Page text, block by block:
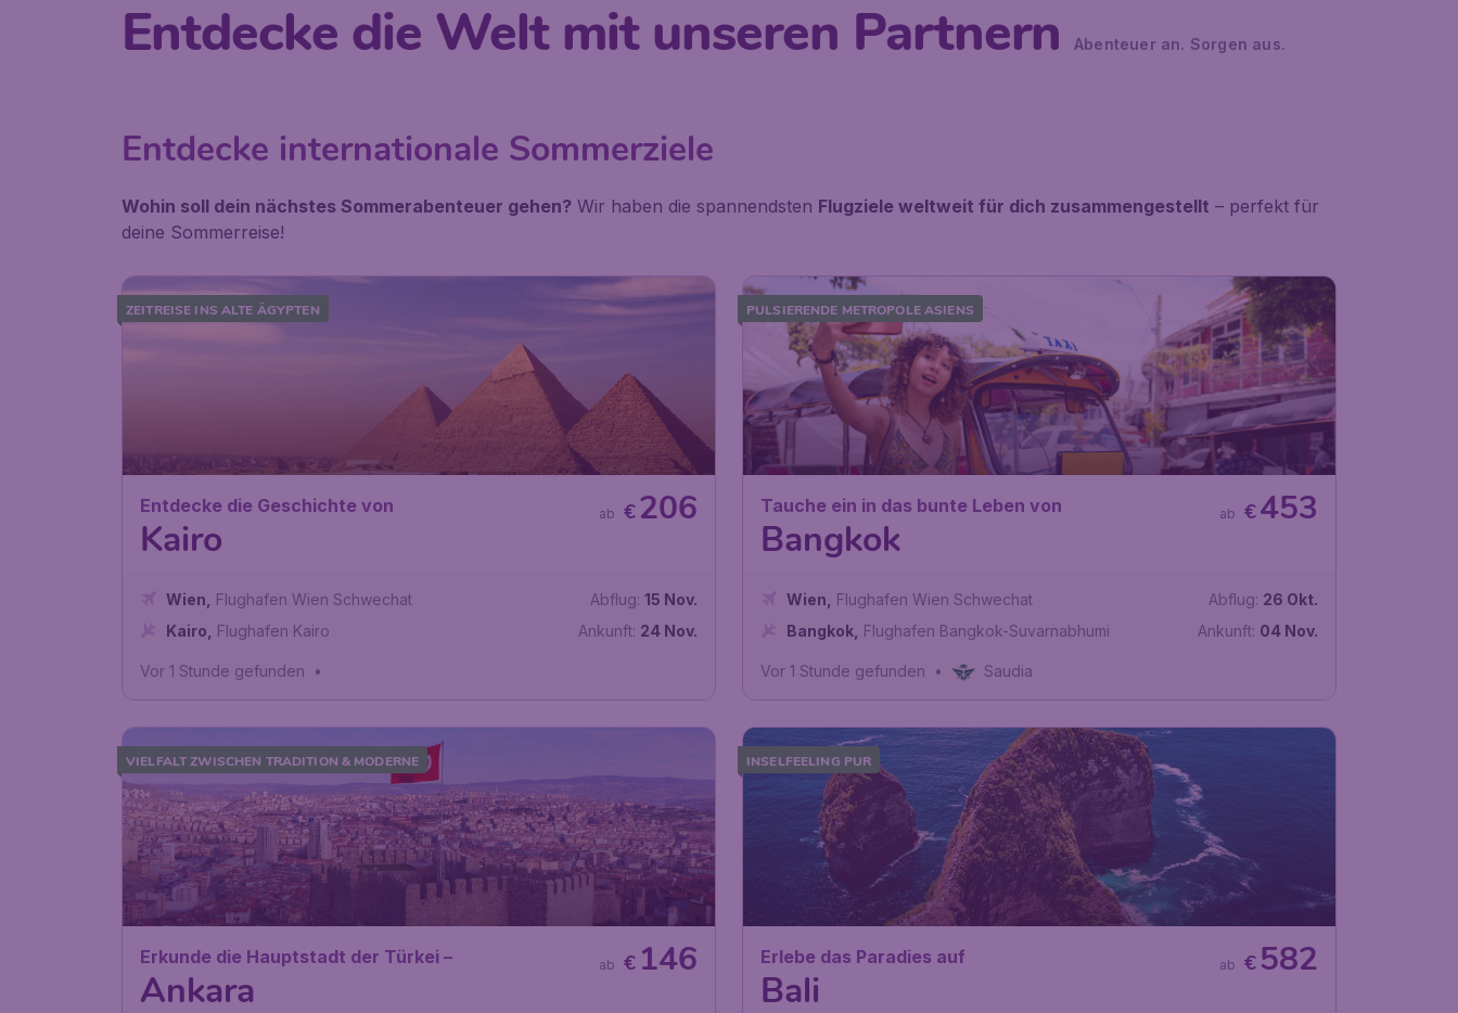
Entdecke die Welt mit unseren Partnern Abenteuer an. Sorgen aus.
Entdecke internationale Sommerziele
Wohin soll dein nächstes Sommerabenteuer gehen? Wir haben die spannendsten Flugziele weltweit für dich zusammengestellt – perfekt für
deine Sommerreise!
ZEITREISE INS ALTE ÄGYPTEN
Entdecke die Geschichte von
Kairo
€206
ab
Wien
Flughafen Wien Schwechat
Kairo
Flughafen Kairo
Abflug: 15 Nov.
Ankunft: 24 Nov.
Vor 1 Stunde gefunden •
PULSIERENDE METROPOLE ASIENS
Tauche ein in das bunte Leben von
Bangkok
€453
ab
Wien
Flughafen Wien Schwechat
Bangkok, Flughafen Bangkok-Suvarnabhumi
Abflug: 26 Okt.
Ankunft: 04 Nov.
Vor 1 Stunde gefunden • Saudia
VIELFALT ZWISCHEN TRADITION & MODERNE
Erkunde die Hauptstadt der Türkei –
Ankara
€ 146
ab
INSELFEELING PUR
Erlebe das Paradies auf
Bali
€ 582
ab